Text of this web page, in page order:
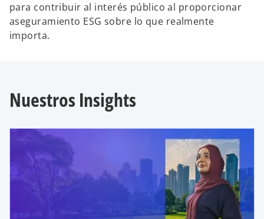
para contribuir al interés público al proporcionar
aseguramiento ESG sobre lo que realmente
importa.
Nuestros Insights